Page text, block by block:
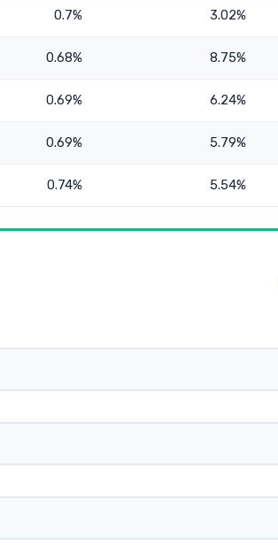
3.02%
0.7%
8.75%
0.68%
6.24%
0.69%
5.79%
0.69%
5.54%
0.74%